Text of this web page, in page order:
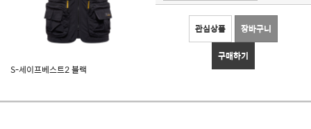
S-세이프베스트2 블랙
관심상품 장바구니
구매하기